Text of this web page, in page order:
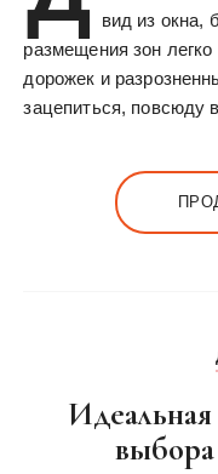
вид из окна,
размещения зон
дорожек и
зацепиться, повсюду
Идеальная